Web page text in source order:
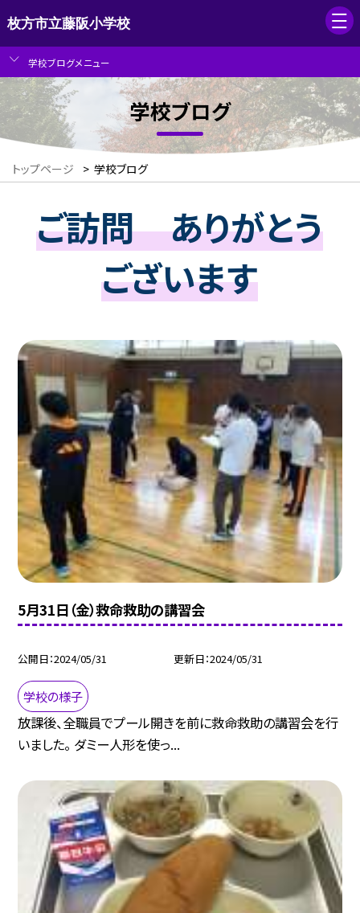
枚方市立藤阪小学校
学校ブログメニュー
学校ブログ
トップページ > 学校ブログ
ご訪問 ありがとう
ございます
5月31日（金）救命救助の講習会
公開日 2024/05/31 更新日 2024/05/31
学校の様子
放課後、全職員でプール開きを前に救命救助の講習会を行
いました。 ダミー人形を使っ...